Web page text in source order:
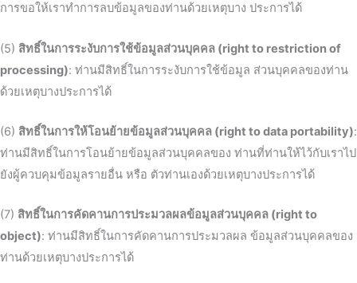
การขอให้เราทำการลบข้อมูลของท่านด้วยเหตุบาง ประการได้
(5) สิทธิ์ในการระงับการใช้ข้อมูลส่วนบุคคล (right to restriction of
processing): ท่านมีสิทธิ์ในการระงับการใช้ข้อมูล ส่วนบุคคลของท่าน
ด้วยเหตุบางประการได้
(6) สิทธิ์ในการให้โอนย้ายข้อมูลส่วนบุคคล (right to data portability):
ท่านมีสิทธิ์ในการโอนย้ายข้อมูลส่วนบุคคลของ ท่านที่ท่านให้ไว้กับเราไป
ยังผู้ควบคุมข้อมูลรายอื่น หรือ ตัวท่านเองด้วยเหตุบางประการได้
(7) สิทธิ์ในการคัดคานการประมวลผลข้อมูลส่วนบุคคล (right to
object): ท่านมีสิทธิ์ในการคัดคานการประมวลผล ข้อมูลส่วนบุคคลของ
ท่านด้วยเหตุบางประการได้